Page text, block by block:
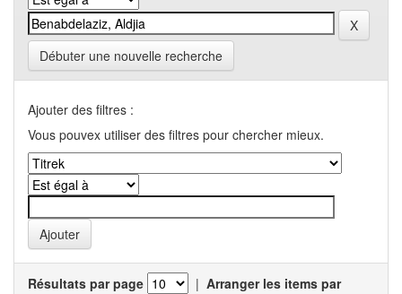
Débuter une nouvelle recherche
Ajouter des filtres :
Vous pouvex utiliser des filtres pour chercher mieux.
Résultats par page | Arranger les items par